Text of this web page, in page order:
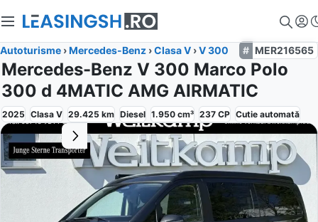
Autoturisme ›Mercedes-Benz ›Clasa V ›V 300 MER216565
Mercedes-Benz V 300 Marco Polo
300 d 4MATIC AMG AIRMATIC
2025 Clasa V 29.425 km Diesel 1.950 cm³ 237 CP Cutie automată